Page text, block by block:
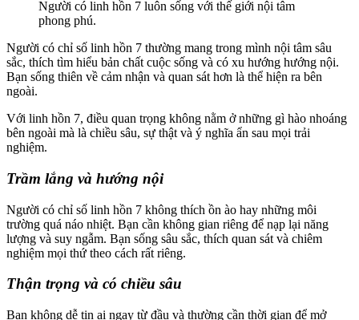
Người có linh hồn 7 luôn sống với thế giới nội tâm
phong phú.
Người có chỉ số linh hồn 7 thường mang trong mình nội tâm sâu
sắc, thích tìm hiểu bản chất cuộc sống và có xu hướng hướng nội.
Bạn sống thiên về cảm nhận và quan sát hơn là thể hiện ra bên
ngoài.
Với linh hồn 7, điều quan trọng không nằm ở những gì hào nhoáng
bên ngoài mà là chiều sâu, sự thật và ý nghĩa ẩn sau mọi trải
nghiệm.
Trầm lắng và hướng nội
Người có chỉ số linh hồn 7 không thích ồn ào hay những môi
trường quá náo nhiệt. Bạn cần không gian riêng để nạp lại năng
lượng và suy ngẫm. Bạn sống sâu sắc, thích quan sát và chiêm
nghiệm mọi thứ theo cách rất riêng.
Thận trọng và có chiều sâu
Bạn không dễ tin ai ngay từ đầu và thường cần thời gian để mở